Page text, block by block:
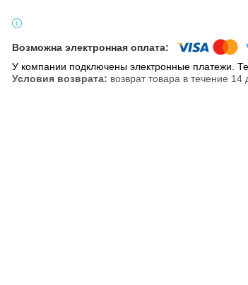
У компании подключены электронные платежи.
возврат товара в течение 14